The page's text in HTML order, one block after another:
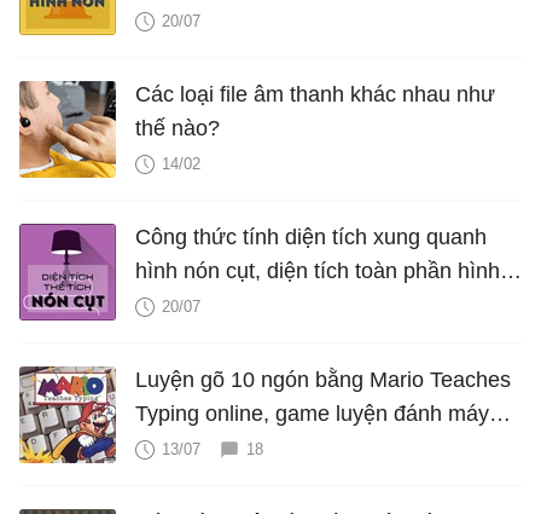
thể tích hình nón, V nón
20/07
Các loại file âm thanh khác nhau như
thế nào?
14/02
Công thức tính diện tích xung quanh
hình nón cụt, diện tích toàn phần hình
nón cụt, thể tích hình nón cụt
20/07
Luyện gõ 10 ngón bằng Mario Teaches
Typing online, game luyện đánh máy
cực hấp dẫn
13/07 18